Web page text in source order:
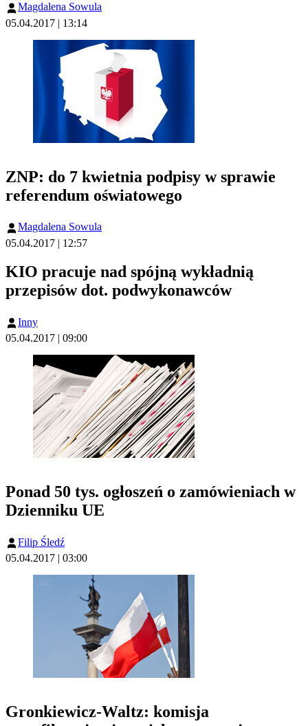
Magdalena Sowula
05.04.2017 | 13:14
ZNP: do 7 kwietnia podpisy w sprawie
referendum oświatowego
Magdalena Sowula
05.04.2017 | 12:57
KIO pracuje nad spójną wykładnią
przepisów dot. podwykonawców
Inny
05.04.2017 | 09:00
Ponad 50 tys. ogłoszeń o zamówieniach w
Dzienniku UE
Filip Śledź
05.04.2017 | 03:00
Gronkiewicz-Waltz: komisja